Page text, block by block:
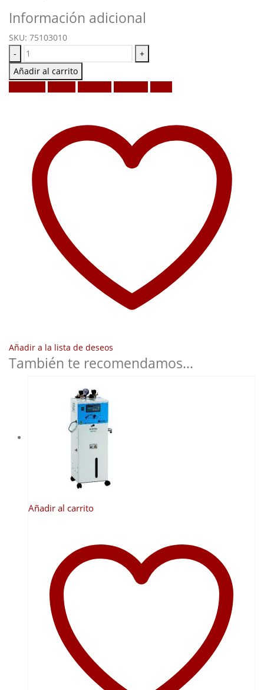
Información adicional
SKU: 75103010
-
+
Añadir al carrito
Añadir a la lista de deseos
También te recomendamos…
Añadir al carrito